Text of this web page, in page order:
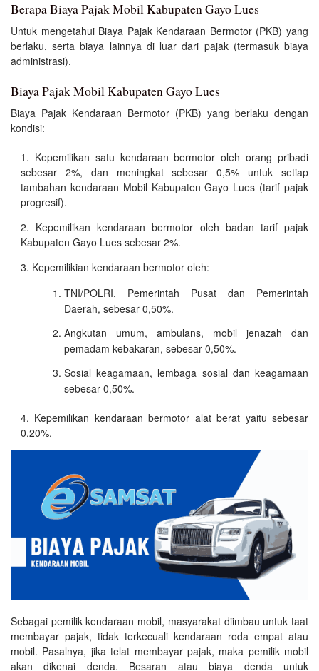
Berapa Biaya Pajak Mobil Kabupaten Gayo Lues
Untuk mengetahui Biaya Pajak Kendaraan Bermotor (PKB) yang
berlaku, serta biaya lainnya di luar dari pajak (termasuk biaya
administrasi).
Biaya Pajak Mobil Kabupaten Gayo Lues
Biaya Pajak Kendaraan Bermotor (PKB) yang berlaku dengan
kondisi:
Kepemilikan satu kendaraan bermotor oleh orang pribadi
sebesar 2%, dan meningkat sebesar 0,5% untuk setiap
tambahan kendaraan Mobil Kabupaten Gayo Lues (tarif pajak
progresif).
Kepemilikan kendaraan bermotor oleh badan tarif pajak
Kabupaten Gayo Lues sebesar 2%.
Kepemilikian kendaraan bermotor oleh:
TNI/POLRI, Pemerintah Pusat dan Pemerintah
Daerah, sebesar 0,50%.
Angkutan umum, ambulans, mobil jenazah dan
pemadam kebakaran, sebesar 0,50%.
Sosial keagamaan, lembaga sosial dan keagamaan
sebesar 0,50%.
Kepemilikan kendaraan bermotor alat berat yaitu sebesar
0,20%.
Sebagai pemilik kendaraan mobil, masyarakat diimbau untuk taat
membayar pajak, tidak terkecuali kendaraan roda empat atau
mobil. Pasalnya, jika telat membayar pajak, maka pemilik mobil
akan dikenai denda. Besaran atau biaya denda untuk